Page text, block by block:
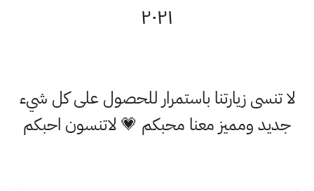
٢٠٢١
لا تنسى زيارتنا باستمرار للحصول على كل شيء
جديد ومميز معنا محبكم 💗 لاتنسون احبكم